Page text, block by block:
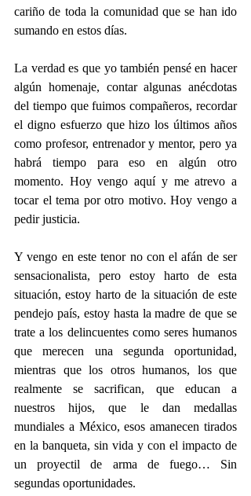
cariño de toda la comunidad que se han ido
sumando en estos días.
La verdad es que yo también pensé en hacer
algún homenaje, contar algunas anécdotas
del tiempo que fuimos compañeros, recordar
el digno esfuerzo que hizo los últimos años
como profesor, entrenador y mentor, pero ya
habrá tiempo para eso en algún otro
momento. Hoy vengo aquí y me atrevo a
tocar el tema por otro motivo. Hoy vengo a
pedir justicia.
Y vengo en este tenor no con el afán de ser
sensacionalista, pero estoy harto de esta
situación, estoy harto de la situación de este
pendejo país, estoy hasta la madre de que se
trate a los delincuentes como seres humanos
que merecen una segunda oportunidad,
mientras que los otros humanos, los que
realmente se sacrifican, que educan a
nuestros hijos, que le dan medallas
mundiales a México, esos amanecen tirados
en la banqueta, sin vida y con el impacto de
un proyectil de arma de fuego… Sin
segundas oportunidades.